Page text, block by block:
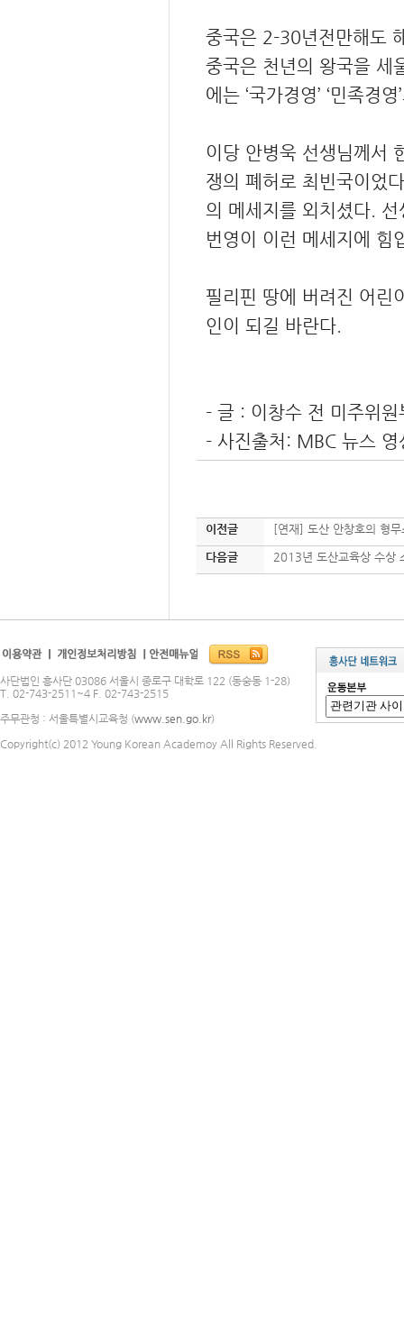
중국은 2-30년전만해도
중국은 천년의 왕국을 세
에는 ‘국가경영’ ‘민족경
이당 안병욱 선생님께서
쟁의 폐허로 최빈국이었
의 메세지를 외치셨다.
번영이 이런 메세지에 힘
필리핀 땅에 버려진 어린
인이 되길 바란다.
- 글 : 이창수 전 미주위원
- 사진출처: MBC 뉴스 영
이전글 [연재] 도산 안창호의 형
다음글 2013년 도산교육상 수상
사단법인 흥사단 03086 서울시 종로구 대학로 122 (동숭동 1-28)
T. 02-743-2511~4 F. 02-743-2515
주무관청 : 서울특별시교육청 (www.sen.go.kr)
Copyright(c) 2012 Young Korean Academoy All Rights Reserved.